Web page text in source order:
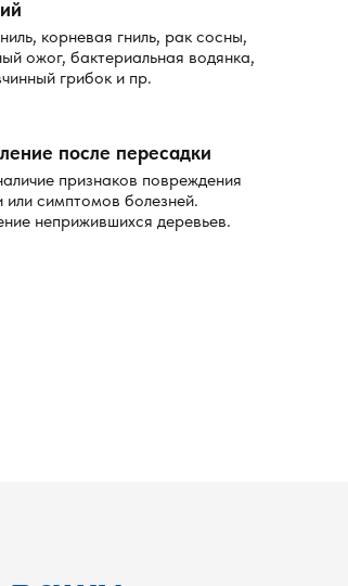
корневая гниль, рак сосны,
ожог, бактериальная водянка,
грибок и пр.
после пересадки
признаков повреждения
или симптомов болезней.
неприжившихся деревьев.